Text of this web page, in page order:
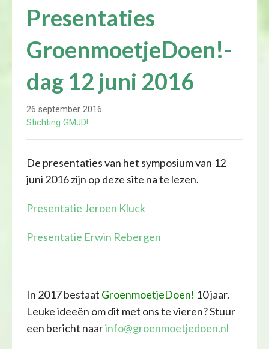
Presentaties
GroenmoetjeDoen!-
dag 12 juni 2016
26 september 2016
Stichting GMJD!
De presentaties van het symposium van 12
juni 2016 zijn op deze site na te lezen.
Presentatie Jeroen Kluck
Presentatie Erwin Rebergen
In 2017 bestaat GroenmoetjeDoen! 10 jaar.
Leuke ideeën om dit met ons te vieren? Stuur
een bericht naarinfo@groenmoetjedoen.nl